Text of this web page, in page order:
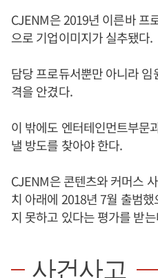
CJENM은 2019년 이른바 프
으로 기업이미지가 실추됐다.
담당 프로듀서뿐만 아니라
격을 안겼다.
이 밖에도 엔터테인먼트부문
낼 방도를 찾아야 한다.
CJENM은 콘텐츠와 커머스
치 아래에 2018년 7월 출범
지 못하고 있다는 평가를 받
사건사고